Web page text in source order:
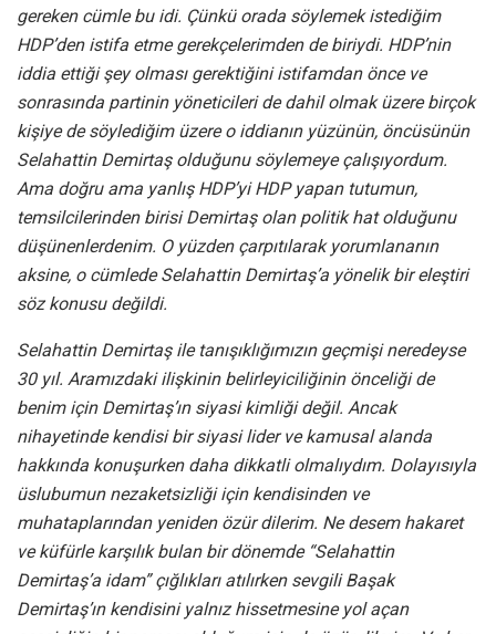
gereken cümle bu idi. Çünkü orada söylemek istediğim
HDP’den istifa etme gerekçelerimden de biriydi. HDP’nin
iddia ettiği şey olması gerektiğini istifamdan önce ve
sonrasında partinin yöneticileri de dahil olmak üzere birçok
kişiye de söylediğim üzere o iddianın yüzünün, öncüsünün
Selahattin Demirtaş olduğunu söylemeye çalışıyordum.
Ama doğru ama yanlış HDP’yi HDP yapan tutumun,
temsilcilerinden birisi Demirtaş olan politik hat olduğunu
düşünenlerdenim. O yüzden çarpıtılarak yorumlananın
aksine, o cümlede Selahattin Demirtaş’a yönelik bir eleştiri
söz konusu değildi.
Selahattin Demirtaş ile tanışıklığımızın geçmişi neredeyse
30 yıl. Aramızdaki ilişkinin belirleyiciliğinin önceliği de
benim için Demirtaş’ın siyasi kimliği değil. Ancak
nihayetinde kendisi bir siyasi lider ve kamusal alanda
hakkında konuşurken daha dikkatli olmalıydım. Dolayısıyla
üslubumun nezaketsizliği için kendisinden ve
muhataplarından yeniden özür dilerim. Ne desem hakaret
ve küfürle karşılık bulan bir dönemde “Selahattin
Demirtaş’a idam” çığlıkları atılırken sevgili Başak
Demirtaş’ın kendisini yalnız hissetmesine yol açan